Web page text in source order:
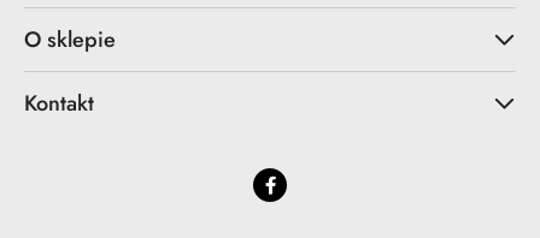
O sklepie
Kontakt